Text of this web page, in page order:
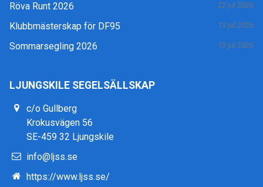
Röva Runt 2026 22 jul 2026
Klubbmästerskap för DF95 13 jul 2026
Sommarsegling 2026 13 jul 2026
LJUNGSKILE SEGELSÄLLSKAP
c/o Gullberg
Krokusvägen 56
SE-459 32 Ljungskile
info@ljss.se
https://www.ljss.se/